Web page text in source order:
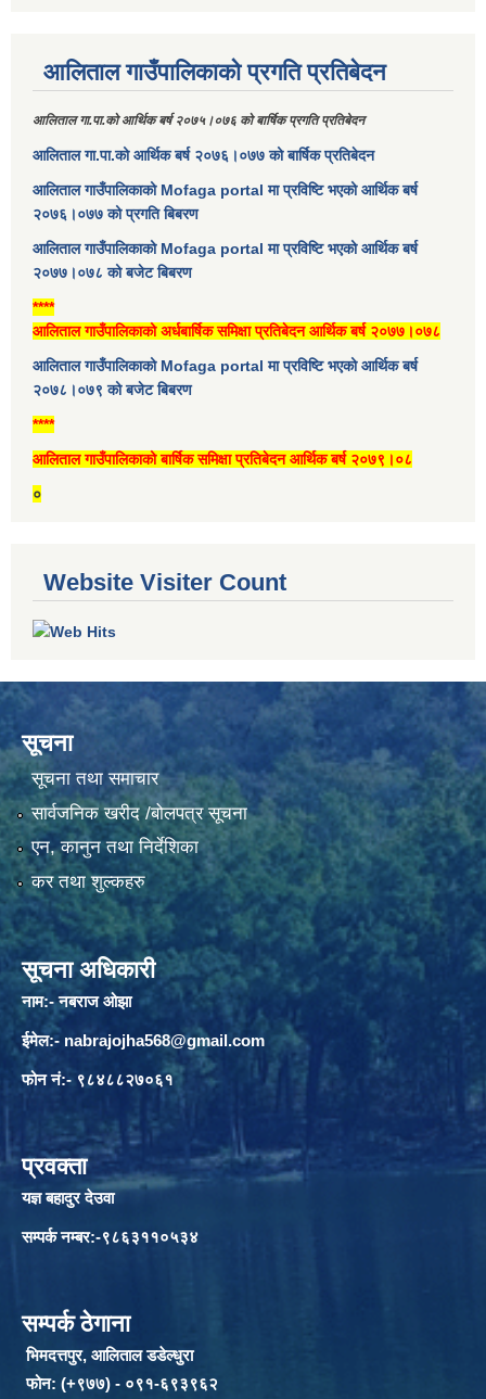
आलिताल गाउँपालिकाको प्रगति प्रतिबेदन
आलिताल गा.पा.को आर्थिक बर्ष २०७५।०७६ को बार्षिक प्रगति प्रतिबेदन
आलिताल गा.पा.को आर्थिक बर्ष २०७६।०७७ को बार्षिक प्रतिबेदन
आलिताल गाउँपालिकाको Mofaga portal मा प्रविष्टि भएको आर्थिक बर्ष
२०७६।०७७ को प्रगति बिबरण
आलिताल गाउँपालिकाको Mofaga portal मा प्रविष्टि भएको आर्थिक बर्ष
२०७७।०७८ को बजेट बिबरण
****
आलिताल गाउँपालिकाको अर्धबार्षिक समिक्षा प्रतिबेदन आर्थिक बर्ष २०७७।०७८
आलिताल गाउँपालिकाको Mofaga portal मा प्रविष्टि भएको आर्थिक बर्ष
२०७८।०७९ को बजेट बिबरण
****
आलिताल गाउँपालिकाको बार्षिक समिक्षा प्रतिबेदन आर्थिक बर्ष २०७९।०८
०
Website Visiter Count
सूचना
सूचना तथा समाचार
सार्वजनिक खरीद /बोलपत्र सूचना
एन, कानुन तथा निर्देशिका
कर तथा शुल्कहरु
सूचना अधिकारी
नाम:- नबराज ओझा
ईमेल:- nabrajojha568@gmail.com
फोन नं:- ९८४८८२७०६१
प्रवक्ता
यज्ञ बहादुर देउवा
सम्पर्क नम्बर:-९८६३११०५३४
सम्पर्क ठेगाना
भिमदत्तपुर, आलिताल डडेल्धुरा
फोन: (+९७७) - ०९१-६९३९६२